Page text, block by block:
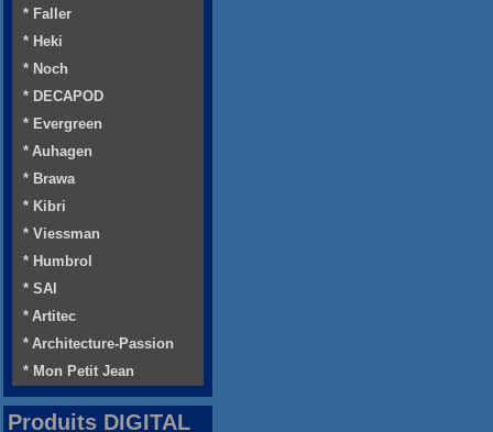
* Faller
* Heki
* Noch
* DECAPOD
* Evergreen
* Auhagen
* Brawa
* Kibri
* Viessman
* Humbrol
* SAI
* Artitec
* Architecture-Passion
* Mon Petit Jean
Produits DIGITAL